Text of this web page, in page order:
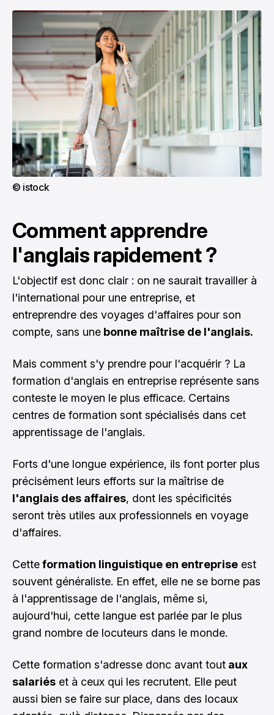
© istock
Comment apprendre
l'anglais rapidement ?
L'objectif est donc clair : on ne saurait travailler à
l'international pour une entreprise, et
entreprendre des voyages d'affaires pour son
compte, sans une bonne maîtrise de l'anglais.
Mais comment s'y prendre pour l'acquérir ? La
formation d'anglais en entreprise représente sans
conteste le moyen le plus efficace. Certains
centres de formation sont spécialisés dans cet
apprentissage de l'anglais.
Forts d'une longue expérience, ils font porter plus
précisément leurs efforts sur la maîtrise de
l'anglais des affaires, dont les spécificités
seront très utiles aux professionnels en voyage
d'affaires.
Cetteformation linguistique en entreprise est
souvent généraliste. En effet, elle ne se borne pas
à l'apprentissage de l'anglais, même si,
aujourd'hui, cette langue est parlée par le plus
grand nombre de locuteurs dans le monde.
Cette formation s'adresse donc avant tout aux
salariés et à ceux qui les recrutent. Elle peut
aussi bien se faire sur place, dans des locaux